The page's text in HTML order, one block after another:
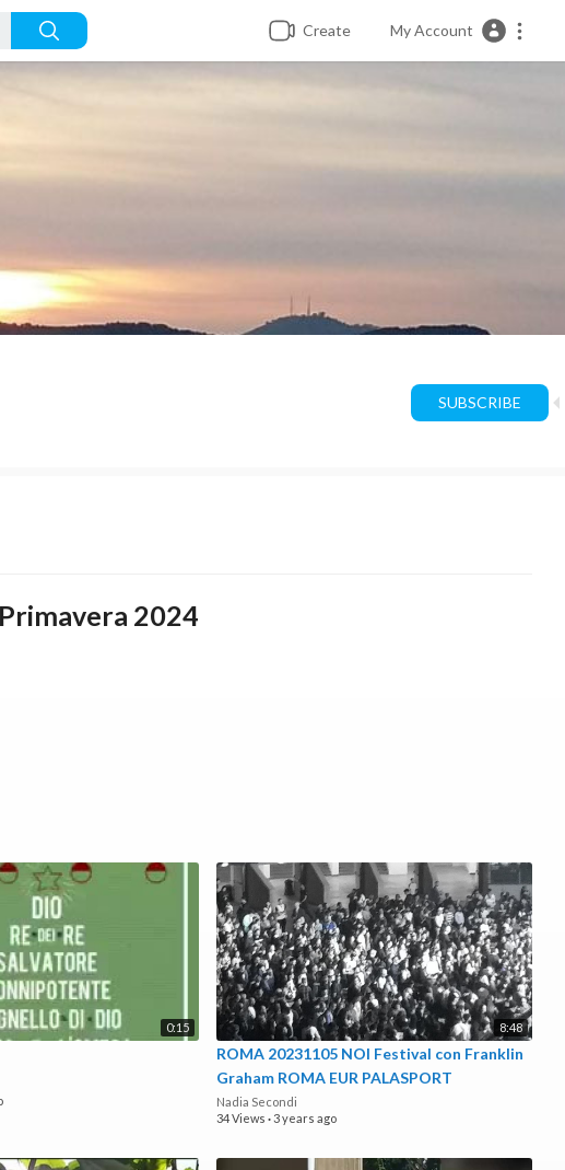
Create My Account
SUBSCRIBE
2024
0:15 8:48
ROMA 20231105 NOI Festival con Franklin
Graham ROMA EUR PALASPORT
Nadia Secondi
34 Views ·3 years ago